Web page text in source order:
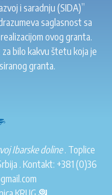
i saradnju (SIDA)”
saglasnost sa
ovog granta.
bilo kakvu štetu koja je
granta.
Ibarske doline. Toplice
. Kontakt: +381 (0)36